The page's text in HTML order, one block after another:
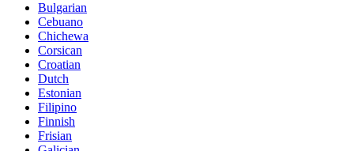
Bulgarian
Cebuano
Chichewa
Corsican
Croatian
Dutch
Estonian
Filipino
Finnish
Frisian